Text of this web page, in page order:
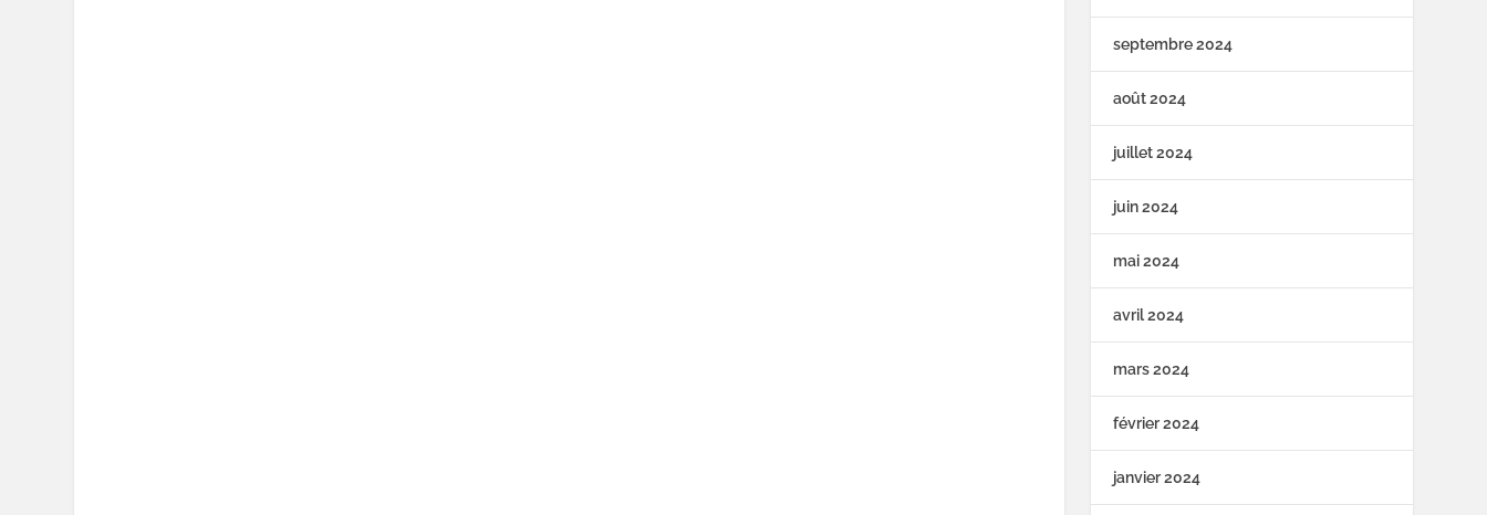
septembre 2024
août 2024
juillet 2024
juin 2024
mai 2024
avril 2024
mars 2024
février 2024
janvier 2024